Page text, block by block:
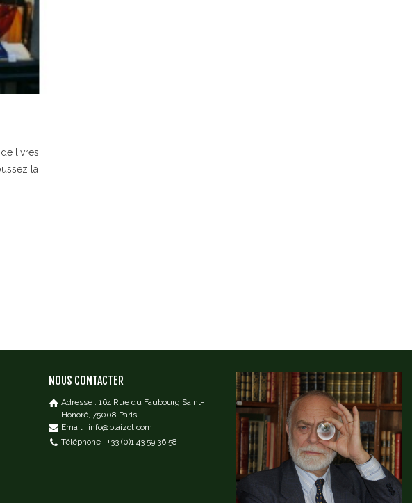
livres
la
NOUS CONTACTER
Adresse : 164 Rue du Faubourg Saint-
Honoré, 75008 Paris
Email : info@blaizot.com
Téléphone : +33 (0)1 43 59 36 58